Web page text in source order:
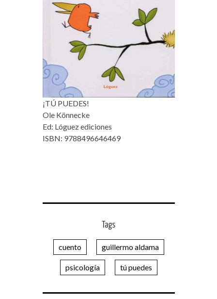
¡TÚ PUEDES!
Ole Könnecke
Ed: Lóguez ediciones
ISBN: 9788496646469
Tags
cuento guillermo aldama
psicología tú puedes